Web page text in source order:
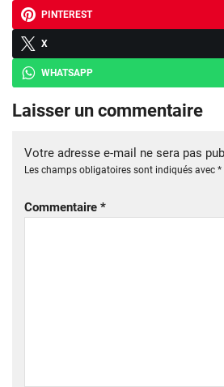
PINTEREST
X
WHATSAPP
Laisser un commentaire
Votre adresse e-mail ne sera pas
Les champs obligatoires sont indiqués avec *
Commentaire *